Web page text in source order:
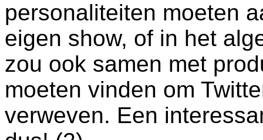
personaliteiten moeten
eigen show, of in het
zou ook samen met
moeten vinden om
verweven. Een